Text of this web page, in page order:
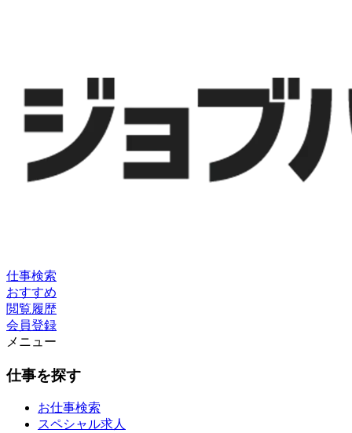
仕事検索
おすすめ
閲覧履歴
会員登録
メニュー
仕事を探す
お仕事検索
スペシャル求人